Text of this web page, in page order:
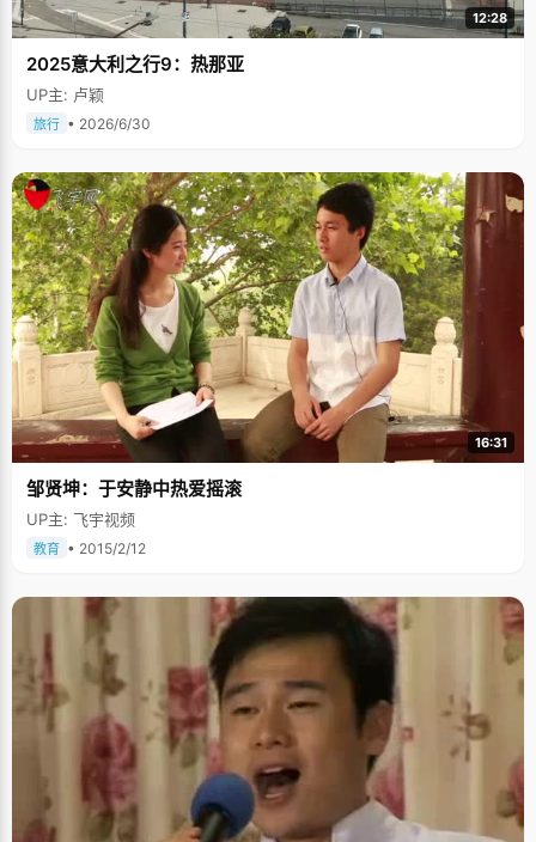
12:28
2025意大利之行9：热那亚
UP主: 卢颖
旅行 • 2026/6/30
16:31
邹贤坤：于安静中热爱摇滚
UP主: 飞宇视频
教育 • 2015/2/12